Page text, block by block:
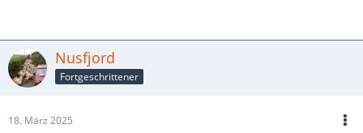
Nusfjord
Fortgeschrittener
18. März 2025